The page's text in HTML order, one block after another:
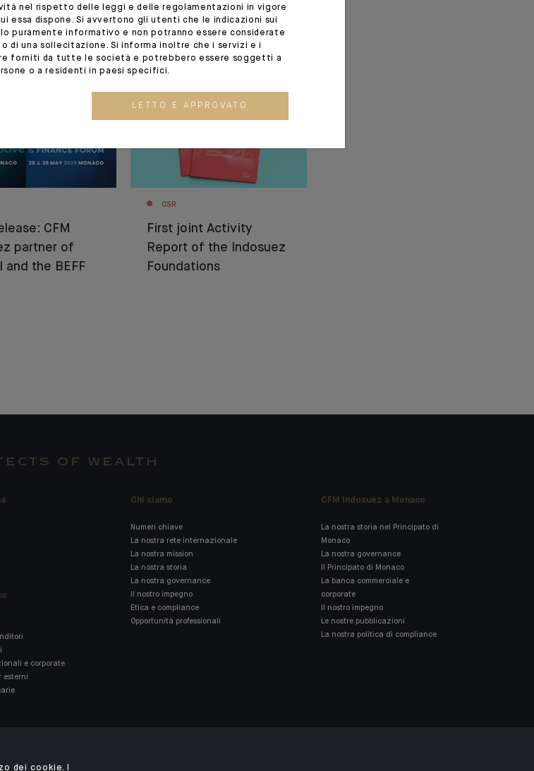
CFM
partner of
and the BEFF
13.05.26
CSR
First joint Activity
Report of the Indosuez
Foundations
OF WEALTH
e corporate
esterni
Chi siamo
Numeri chiave
La nostra rete internazionale
La nostra mission
La nostra storia
La nostra governance
Il nostro impegno
Etica e compliance
Opportunità professionali
CFM Indosuez a Monaco
La nostra storia nel Principato di
Monaco
La nostra governance
Il Principato di Monaco
La banca commerciale e
corporate
Il nostro impegno
Le nostre pubblicazioni
La nostra politica di compliance
nel rispetto delle leggi e delle regolamentazioni in vigore
essa dispone. Si avvertono gli utenti che le indicazioni sui
puramente informativo e non potranno essere considerate
di una sollecitazione. Si informa inoltre che i servizi e i
forniti da tutte le società e potrebbero essere soggetti a
o a residenti in paesi specifici.
LETTO E APPROVATO
dei cookie. I